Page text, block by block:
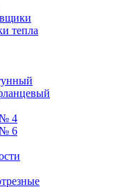
тепла
№ 4
№ 6